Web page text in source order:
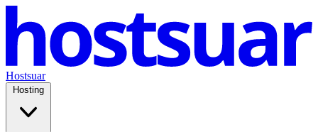
Hostsuar
Hosting